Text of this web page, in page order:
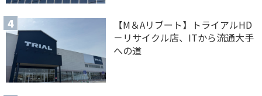
【M＆Aリブート】トライアルHD
－リサイクル店、ITから流通大手
への道